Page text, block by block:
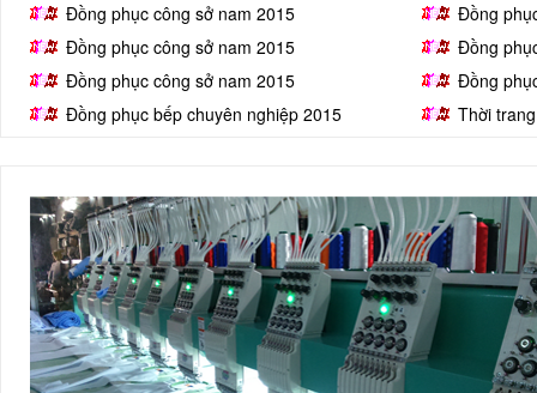
Đồng phục công sở nam 2015
Đồng
Đồng phục công sở nam 2015
Đồng
Đồng phục công sở nam 2015
Đồng
Đồng phục bếp chuyên nghiệp 2015
Thời